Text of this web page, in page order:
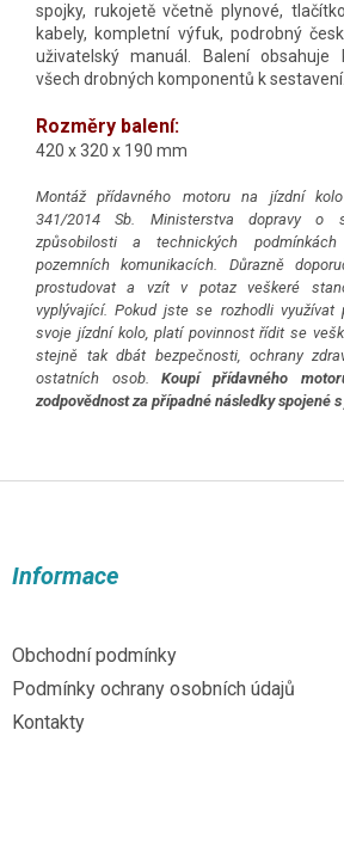
spojky, rukojetě včetně plynové,
kabely, kompletní výfuk, podrobný
uživatelský manuál. Balení obsahuje
všech drobných komponentů k sestavení.
Rozměry balení:
420 x 320 x 190 mm
Montáž přídavného motoru na jízdní
341/2014 Sb. Ministerstva dopravy o
způsobilosti a technických
pozemních komunikacích. Důrazně
prostudovat a vzít v potaz veškeré
vyplývající. Pokud jste se rozhodli využívat
svoje jízdní kolo, platí povinnost řídit se
stejně tak dbát bezpečnosti, ochrany
ostatních osob.Koupí přídavného
zodpovědnost za případné následky spojené
Informace
Obchodní podmínky
Podmínky ochrany osobních údajů
Kontakty